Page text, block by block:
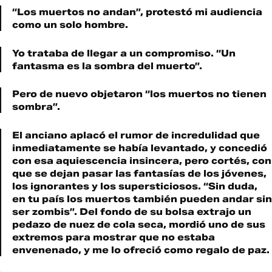
“Los muertos no andan”, protestó mi audiencia
como un solo hombre.
Yo trataba de llegar a un compromiso. “Un
fantasma es la sombra del muerto”.
Pero de nuevo objetaron “los muertos no tienen
sombra”.
El anciano aplacó el rumor de incredulidad que
inmediatamente se había levantado, y concedió
con esa aquiescencia insincera, pero cortés, con
que se dejan pasar las fantasías de los jóvenes,
los ignorantes y los supersticiosos. “Sin duda,
en tu país los muertos también pueden andar sin
ser zombis”. Del fondo de su bolsa extrajo un
pedazo de nuez de cola seca, mordió uno de sus
extremos para mostrar que no estaba
envenenado, y me lo ofreció como regalo de paz.